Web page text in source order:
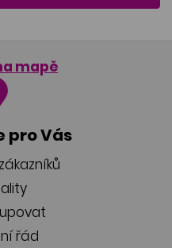
mapě
pro Vás
řád